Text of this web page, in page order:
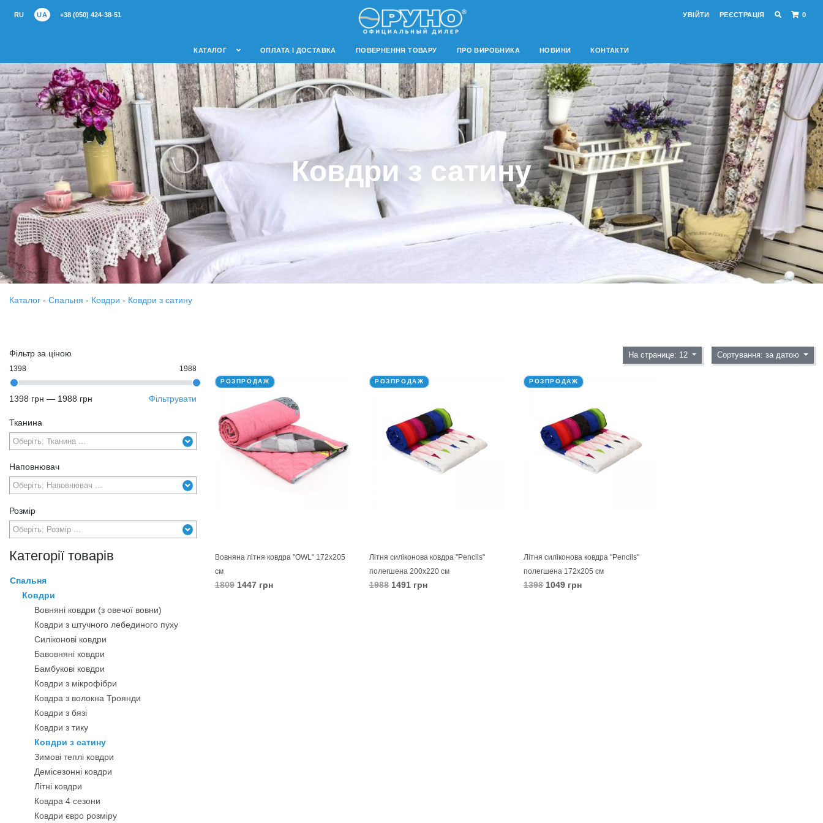
RU UA +38 (050) 424-38-51 УВІЙТИ РЕЄСТРАЦІЯ 0
КАТАЛОГ ОПЛАТА І ДОСТАВКА ПОВЕРНЕННЯ ТОВАРУ ПРО ВИРОБНИКА НОВИНИ КОНТАКТИ
Ковдри з сатину
Каталог - Спальня - Ковдри - Ковдри з сатину
Фільтр за ціною
1398 1988
1398 грн — 1988 грн Фільтрувати
Тканина
Наповнювач
Розмір
Категорії товарів
Спальня
Ковдри
Вовняні ковдри (з овечої вовни)
Ковдри з штучного лебединого пуху
Силіконові ковдри
Бавовняні ковдри
Бамбукові ковдри
Ковдри з мікрофібри
Ковдра з волокна Троянди
Ковдри з бязі
Ковдри з тику
Ковдри з сатину
Зимові теплі ковдри
Демісезонні ковдри
Літні ковдри
Ковдра 4 сезони
Ковдри євро розміру
На странице: 12 Сортування: за датою
РОЗПРОДАЖ
Вовняна літня ковдра "OWL" 172х205
см
1809 1447 грн
РОЗПРОДАЖ
Літня силіконова ковдра "Pencils"
полегшена 200х220 см
1988 1491 грн
РОЗПРОДАЖ
Літня силіконова ковдра "Pencils"
полегшена 172х205 см
1398 1049 грн